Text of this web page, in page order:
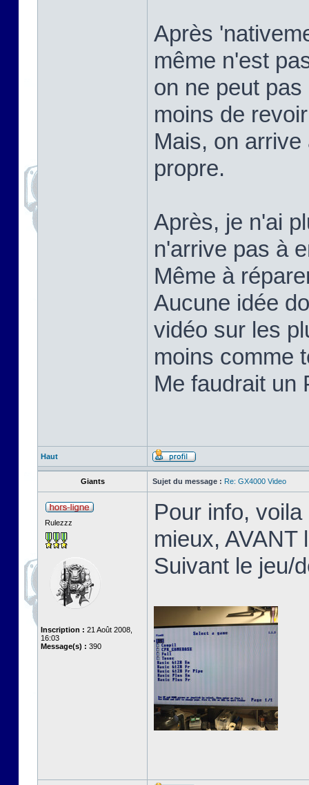
Après
même n'est
on ne peut
moins de
Mais, on
propre.
Après, je n'ai
n'arrive pas à
Même à
Aucune idée
vidéo sur les
moins comme
Me faudrait un
Haut
Giants Sujet du message : Re: GX4000 Video
Rulezzz
Inscription : 21 Août 2008,
16:03
Message(s) : 390
Pour info,
mieux, AVANT
Suivant le jeu/